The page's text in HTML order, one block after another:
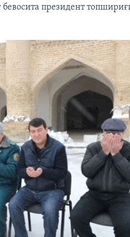
президент